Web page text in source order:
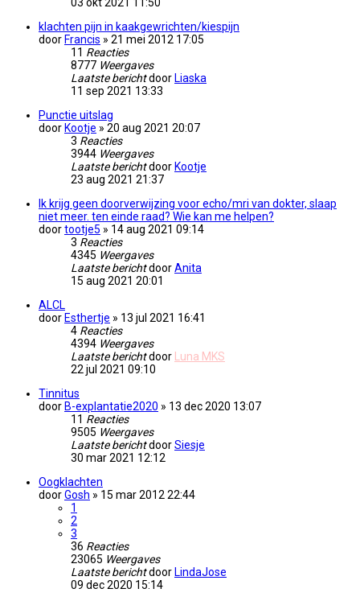
klachten pijn in kaakgewrichten/kiespijn
door Francis » 21 mei 2012 17:05
11 Reacties
8777 Weergaves
Laatste berichtdoor Liaska
11 sep 2021 13:33
Punctie uitslag
door Kootje » 20 aug 2021 20:07
3 Reacties
3944 Weergaves
Laatste berichtdoor Kootje
23 aug 2021 21:37
Ik krijg geen doorverwijzing voor echo/mri van dokter, slaap
niet meer. ten einde raad? Wie kan me helpen?
doortootje5 » 14 aug 2021 09:14
3 Reacties
4345 Weergaves
Laatste berichtdoorAnita
15 aug 2021 20:01
ALCL
door Esthertje » 13 jul 2021 16:41
4 Reacties
4394 Weergaves
Laatste berichtdoor
Luna MKS
22 jul 2021 09:10
Tinnitus
door B-explantatie2020 » 13 dec 2020 13:07
11 Reacties
9505 Weergaves
Laatste berichtdoorSiesje
30 mar 2021 12:12
Oogklachten
doorGosh » 15 mar 2012 22:44
1
2
3
36 Reacties
23065 Weergaves
Laatste berichtdoor LindaJose
09 dec 2020 15:14